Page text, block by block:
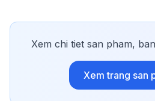
Xem chi tiet san pham,
Xem trang san